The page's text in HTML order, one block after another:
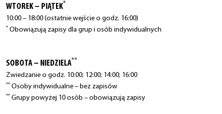
WTOREK – PIĄTEK*
10:00 – 18:00 (ostatnie wejście o godz. 16:00)
* Obowiązują zapisy dla grup i osób indywidualnych
SOBOTA – NIEDZIELA**
Zwiedzanie o godz. 10:00; 12:00; 14:00; 16:00
** Osoby indywidualne – bez zapisów
** Grupy powyżej 10 osób – obowiązują zapisy